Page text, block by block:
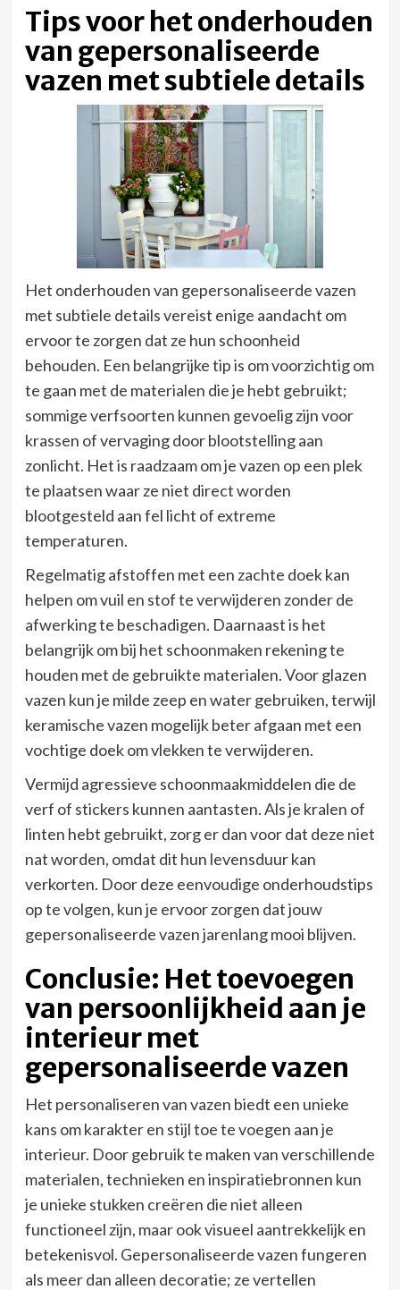
Tips voor het onderhouden
van gepersonaliseerde
vazen met subtiele details
Het onderhouden van gepersonaliseerde vazen
met subtiele details vereist enige aandacht om
ervoor te zorgen dat ze hun schoonheid
behouden. Een belangrijke tip is om voorzichtig om
te gaan met de materialen die je hebt gebruikt;
sommige verfsoorten kunnen gevoelig zijn voor
krassen of vervaging door blootstelling aan
zonlicht. Het is raadzaam om je vazen op een plek
te plaatsen waar ze niet direct worden
blootgesteld aan fel licht of extreme
temperaturen.
Regelmatig afstoffen met een zachte doek kan
helpen om vuil en stof te verwijderen zonder de
afwerking te beschadigen. Daarnaast is het
belangrijk om bij het schoonmaken rekening te
houden met de gebruikte materialen. Voor glazen
vazen kun je milde zeep en water gebruiken, terwijl
keramische vazen mogelijk beter afgaan met een
vochtige doek om vlekken te verwijderen.
Vermijd agressieve schoonmaakmiddelen die de
verf of stickers kunnen aantasten. Als je kralen of
linten hebt gebruikt, zorg er dan voor dat deze niet
nat worden, omdat dit hun levensduur kan
verkorten. Door deze eenvoudige onderhoudstips
op te volgen, kun je ervoor zorgen dat jouw
gepersonaliseerde vazen jarenlang mooi blijven.
Conclusie: Het toevoegen
van persoonlijkheid aan je
interieur met
gepersonaliseerde vazen
Het personaliseren van vazen biedt een unieke
kans om karakter en stijl toe te voegen aan je
interieur. Door gebruik te maken van verschillende
materialen, technieken en inspiratiebronnen kun
je unieke stukken creëren die niet alleen
functioneel zijn, maar ook visueel aantrekkelijk en
betekenisvol. Gepersonaliseerde vazen fungeren
als meer dan alleen decoratie; ze vertellen